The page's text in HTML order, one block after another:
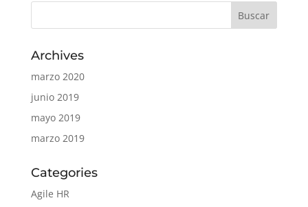
Archives
marzo 2020
junio 2019
mayo 2019
marzo 2019
Categories
Agile HR